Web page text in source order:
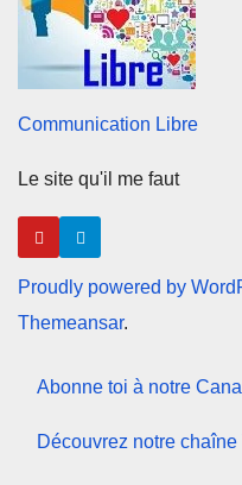
Communication Libre
Le site qu'il me faut
Proudly powered by
Themeansar.
Abonne toi à notre
Découvrez notre chaîne